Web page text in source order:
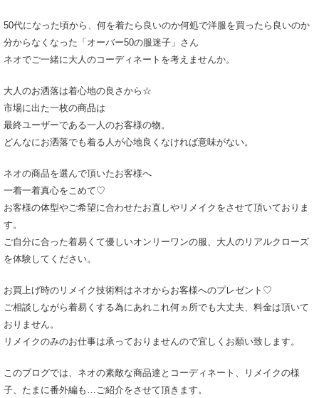
50代になった頃から、何を着たら良いのか何処で洋服を買ったら良いのか
分からなくなった「オーバー50の服迷子」さん
ネオでご一緒に大人のコーディネートを考えませんか。
大人のお洒落は着心地の良さから☆
市場に出た一枚の商品は
最終ユーザーである一人のお客様の物。
どんなにお洒落でも着る人が心地良くなければ意味がない。
ネオの商品を選んで頂いたお客様へ
一着一着真心をこめて♡
お客様の体型やご希望に合わせたお直しやリメイクをさせて頂いておりま
す。
ご自分に合った着易くて優しいオンリーワンの服、大人のリアルクローズ
を体験してください。
お買上げ時のリメイク技術料はネオからお客様へのプレゼント♡
ご相談しながら着易くする為にあれこれ何ヵ所でも大丈夫、料金は頂いて
おりません。
リメイクのみのお仕事は承っておりませんので宜しくお願い致します。
このブログでは、ネオの素敵な商品達とコーディネート、リメイクの様
子、たまに番外編も…ご紹介をさせて頂きます。